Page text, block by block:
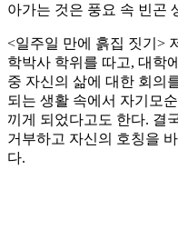
아가는 것은 풍요 속 빈곤
<일주일 만에 흙집 짓기>
학박사 학위를 따고, 대학
중 자신의 삶에 대한 회의
되는 생활 속에서 자기모
끼게 되었다고도 한다. 결
거부하고 자신의 호칭을
다.